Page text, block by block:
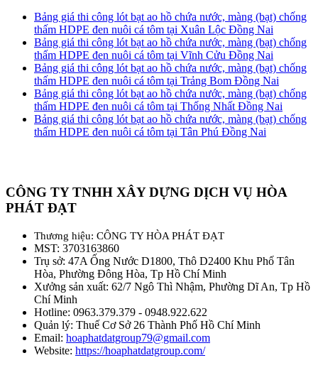
Bảng giá thi công lót bạt ao hồ chứa nước, màng (bạt) chống
thấm HDPE đen nuôi cá tôm tại Xuân Lộc Đồng Nai
Bảng giá thi công lót bạt ao hồ chứa nước, màng (bạt) chống
thấm HDPE đen nuôi cá tôm tại Vĩnh Cửu Đồng Nai
Bảng giá thi công lót bạt ao hồ chứa nước, màng (bạt) chống
thấm HDPE đen nuôi cá tôm tại Trảng Bom Đồng Nai
Bảng giá thi công lót bạt ao hồ chứa nước, màng (bạt) chống
thấm HDPE đen nuôi cá tôm tại Thống Nhất Đồng Nai
Bảng giá thi công lót bạt ao hồ chứa nước, màng (bạt) chống
thấm HDPE đen nuôi cá tôm tại Tân Phú Đồng Nai
CÔNG TY TNHH XÂY DỰNG DỊCH VỤ HÒA
PHÁT ĐẠT
Thương hiệu: CÔNG TY HÒA PHÁT ĐẠT
MST: 3703163860
Trụ sở: 47A Ống Nước D1800, Thô D2400 Khu Phố Tân
Hòa, Phường Đông Hòa, Tp Hồ Chí Minh
Xưởng sản xuất: 62/7 Ngô Thì Nhậm, Phường Dĩ An, Tp Hồ
Chí Minh
Hotline: 0963.379.379 - 0948.922.622
Quản lý: Thuế Cơ Sở 26 Thành Phố Hồ Chí Minh
Email: hoaphatdatgroup79@gmail.com
Website: https://hoaphatdatgroup.com/